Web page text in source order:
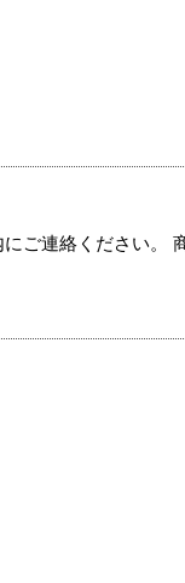
ご連絡ください。